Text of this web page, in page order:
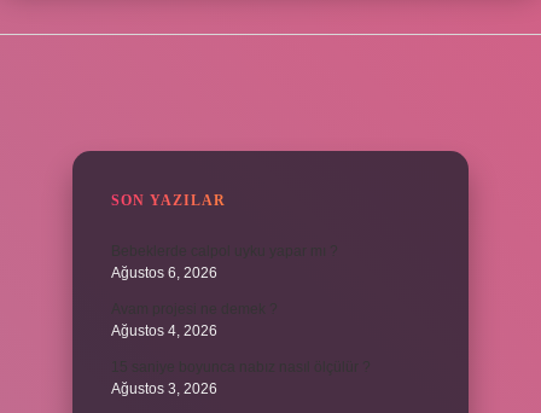
SON YAZILAR
Ağustos 6, 2026
Ağustos 4, 2026
Ağustos 3, 2026